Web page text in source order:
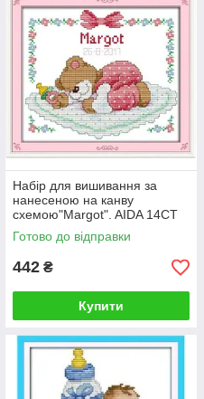
Набір для вишивання за
нанесеною на канву
схемою"Margot". AIDA 14CT
printed, 25*20 см
Готово до відправки
442 ₴
Купити